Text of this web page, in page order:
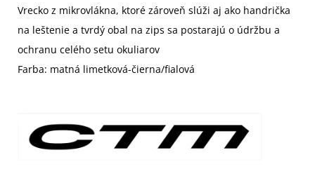
Vrecko z mikrovlákna, ktoré zároveň slúži aj ako handrička
na leštenie a tvrdý obal na zips sa postarajú o údržbu a
ochranu celého setu okuliarov
Farba: matná limetková-čierna/fialová